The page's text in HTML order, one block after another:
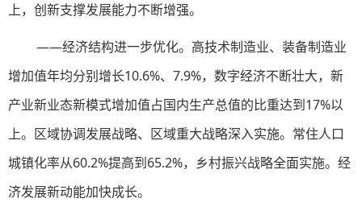
上，创新支撑发展能力不断增强。
——经济结构进一步优化。高技术制造业、装备制造业
增加值年均分别增长10.6%、7.9%，数字经济不断壮大，新
产业新业态新模式增加值占国内生产总值的比重达到17%以
上。区域协调发展战略、区域重大战略深入实施。常住人口
城镇化率从60.2%提高到65.2%，乡村振兴战略全面实施。经
济发展新动能加快成长。